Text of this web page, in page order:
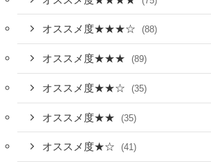
オススメ度★★★☆ (88)
オススメ度★★★ (89)
オススメ度★★☆ (35)
オススメ度★★ (35)
オススメ度★☆ (41)